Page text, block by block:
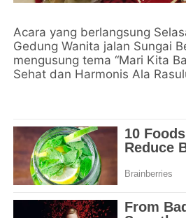
Acara yang berlangsung
Gedung Wanita jalan Sungai
mengusung tema “Mari Kita
Sehat dan Harmonis Ala